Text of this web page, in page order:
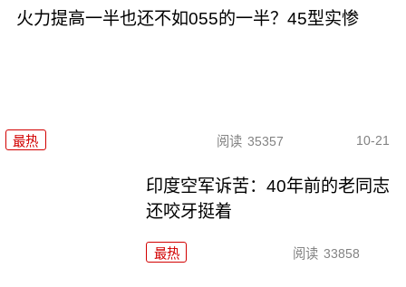
火力提高一半也还不如055的一半？45型实惨
最热 阅读 35357 10-21
印度空军诉苦：40年前的老同志
还咬牙挺着
最热 阅读 33858